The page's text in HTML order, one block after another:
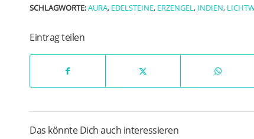
SCHLAGWORTE:AURA, EDELSTEINE, ERZENGEL, INDIEN,
Eintrag teilen
Das könnte Dich auch interessieren